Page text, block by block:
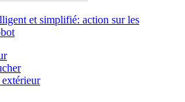
et simplifié: action sur les